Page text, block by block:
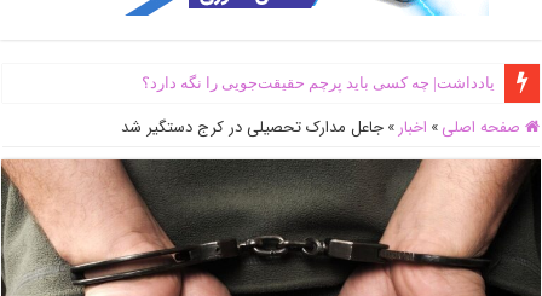
یادداشت| ‌چه کسی باید پرچم حقیقت‌جویی را نگه دارد؟
صفحه اصلی » اخبار » جاعل مدارک تحصیلی در کرج دستگیر شد